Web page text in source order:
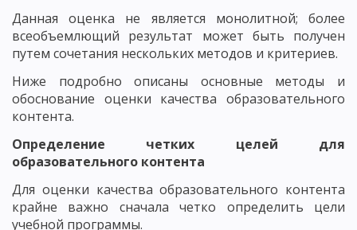
Данная оценка не является монолитной; более
всеобъемлющий результат может быть получен
путем сочетания нескольких методов и критериев.
Ниже подробно описаны основные методы и
обоснование оценки качества образовательного
контента.
Определение четких целей для
образовательного контента
Для оценки качества образовательного контента
крайне важно сначала четко определить цели
учебной программы.